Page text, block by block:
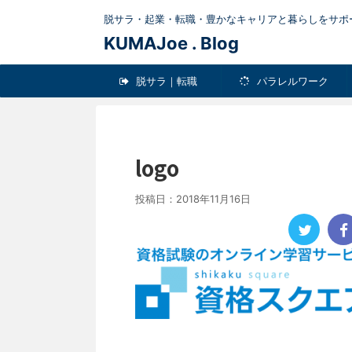
脱サラ・起業・転職・豊かなキャリアと暮らしをサポ
KUMAJoe . Blog
脱サラ｜転職 パラレルワーク
logo
投稿日： 2018年11月16日